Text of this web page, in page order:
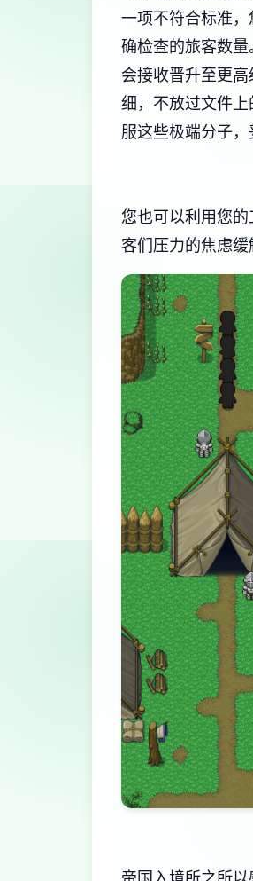
一项不符合标准
确检查的旅客数
会接收晋升至更
细，不放过文件
服这些极端分子，
您也可以利用您
客们压力的焦虑缓